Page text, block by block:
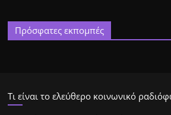
Πρόσφατες εκπομπές
Τι είναι το ελεύθερο κοινωνικό